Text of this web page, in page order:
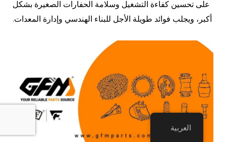
على تحسين كفاءة التشغيل وسلامة الحفارات الصغيرة بشكل
أكبر، ويجلب فوائد طويلة الأجل للبناء الهندسي وإدارة المعدات.
العربية